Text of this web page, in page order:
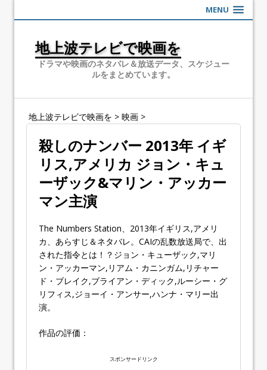
MENU
地上波テレビで映画を
ドラマや映画のネタバレ＆放送データ、スケジュー
ルをまとめています。
地上波テレビで映画を > 映画 >
殺しのナンバー 2013年 イギ
リス,アメリカ ジョン・キュ
ーザック&マリン・アッカー
マン主演
The Numbers Station、2013年イギリス,アメリ
カ、あらすじ＆ネタバレ。CAIの乱数放送局で、出
された指令とは！？ジョン・キューザック,マリ
ン・アッカーマン,リアム・カニンガム,リチャー
ド・ブレイク,ブライアン・ディック,ルーシー・グ
リフィス,ジョーイ・アンサー,ハンナ・マリー出
演。
作品の評価：
スポンサードリンク